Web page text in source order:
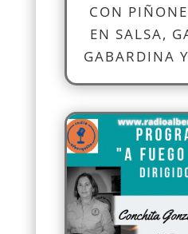
CON
EN SALSA,
GABARDINA